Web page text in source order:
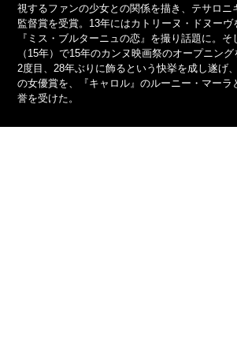
視するファンの少女との関係を描き、テサロニ
監督賞を受賞。13年にはカトリーヌ・ドヌーヴ
『ミス・ブルターニュの恋』を撮り話題に。そ
（15年）で15年のカンヌ映画祭のオープニン
2度目、28年ぶりに飾るという快挙を成し遂げ
の女優賞を、『キャロル』のルーニー・マーラ
誉を受けた。